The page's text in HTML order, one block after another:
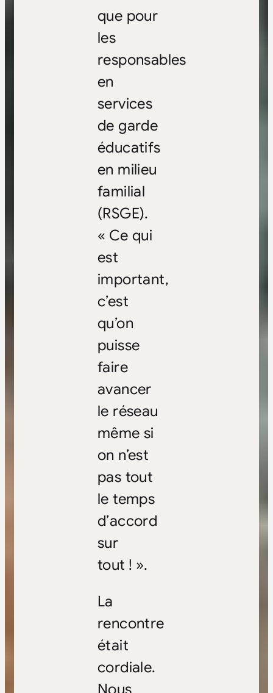
que pour
les
responsables
en
services
de garde
éducatifs
en milieu
familial
(RSGE).
« Ce qui
est
important,
c’est
qu’on
puisse
faire
avancer
le réseau
même si
on n’est
pas tout
le temps
d’accord
sur
tout ! ».
La
rencontre
était
cordiale.